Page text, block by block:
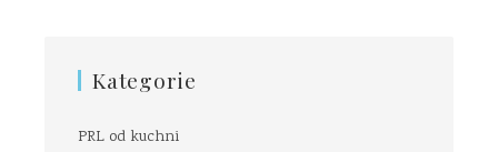
Kategorie
PRL od kuchni